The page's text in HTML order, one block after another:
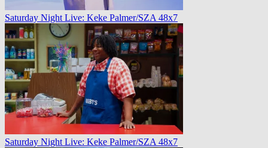
Saturday Night Live: Keke Palmer/SZA 48x7
Saturday Night Live: Keke Palmer/SZA 48x7